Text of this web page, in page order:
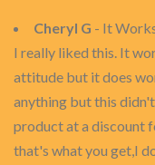
Cheryl G - It
I really liked this. It
attitude but it does
anything but this
product at a discount
that's what you get,I